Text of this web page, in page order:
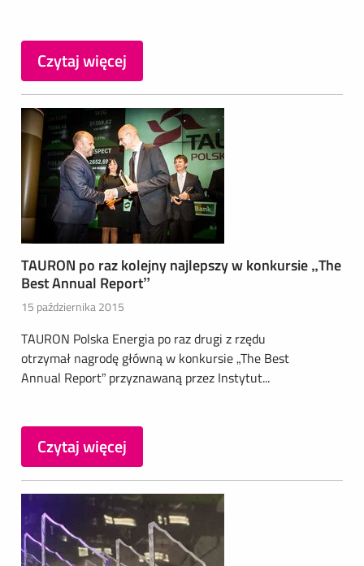
Czytaj więcej
TAURON po raz kolejny najlepszy w konkursie „The
Best Annual Report”
15 października 2015
TAURON Polska Energia po raz drugi z rzędu
otrzymał nagrodę główną w konkursie „The Best
Annual Report” przyznawaną przez Instytut...
Czytaj więcej